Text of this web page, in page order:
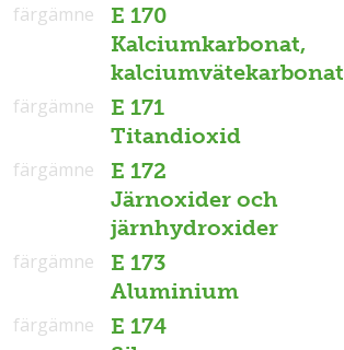
E 170
Kalciumkarbonat,
kalciumvätekarbonat
färgämne
E 171
Titandioxid
färgämne
E 172
Järnoxider och
järnhydroxider
färgämne
E 173
Aluminium
färgämne
E 174
färgämne